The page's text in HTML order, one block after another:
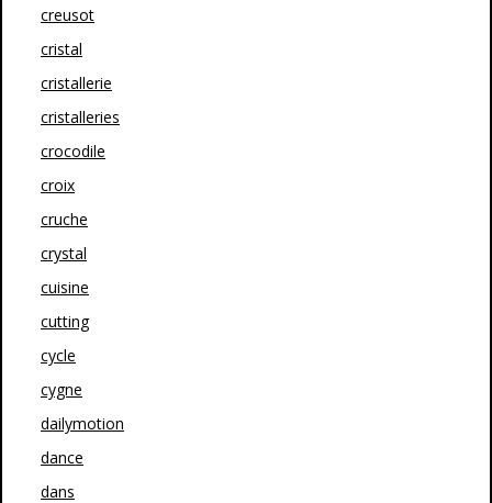
creusot
cristal
cristallerie
cristalleries
crocodile
croix
cruche
crystal
cuisine
cutting
cycle
cygne
dailymotion
dance
dans